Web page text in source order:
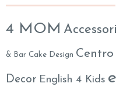
4 MOM
& Bar Cake Design
Decor English 4 Kids